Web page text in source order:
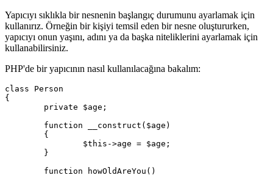
Yapıcıyı sıklıkla bir nesnenin başlangıç durumunu ayarlamak için
kullanırız. Örneğin bir kişiyi temsil eden bir nesne oluştururken,
yapıcıyı onun yaşını, adını ya da başka niteliklerini ayarlamak için
kullanabilirsiniz.
PHP'de bir yapıcının nasıl kullanılacağına bakalım:
class Person
{